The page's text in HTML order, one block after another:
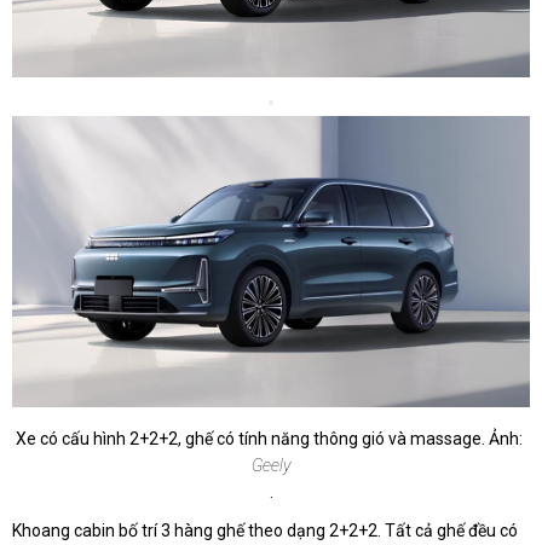
Xe có cấu hình 2+2+2, ghế có tính năng thông gió và massage. Ảnh:
Geely
Khoang cabin bố trí 3 hàng ghế theo dạng 2+2+2. Tất cả ghế đều có